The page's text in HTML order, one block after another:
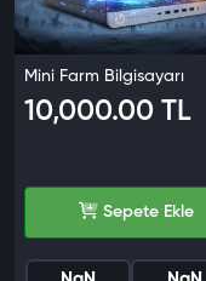
Mini Farm Bilgisayarı
10,000.00 TL
Sepete Ekle